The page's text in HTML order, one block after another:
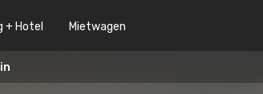
+ Hotel Mietwagen